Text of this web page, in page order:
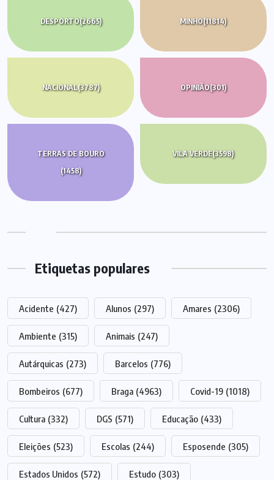
DESPORTO(2665) MINHO(11814)
NACIONAL(3787) OPINIÃO(301)
TERRAS DE BOURO
(1458)
VILA VERDE(3598)
Etiquetas populares
Acidente (427) Alunos (297) Amares (2306)
Ambiente (315) Animais (247)
Autárquicas (273) Barcelos (776)
Bombeiros (677) Braga (4963) Covid-19 (1018)
Cultura (332) DGS (571) Educação (433)
Eleições (523) Escolas (244) Esposende (305)
Estados Unidos (572) Estudo (303)